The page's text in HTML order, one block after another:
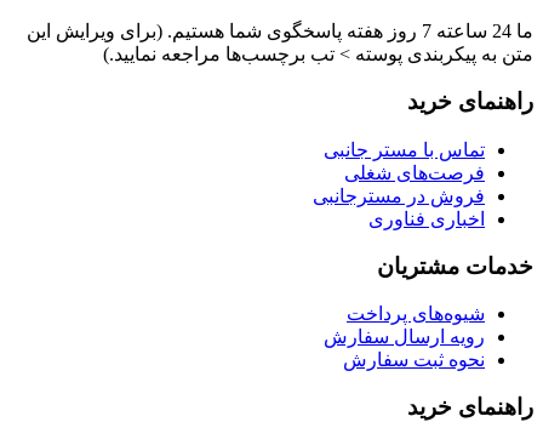
ما 24 ساعته 7 روز هفته پاسخگوی شما هستیم. (برای ویرایش این
متن به پیکربندی پوسته > تب برچسب‌ها مراجعه نمایید.)
راهنمای خرید
تماس با مستر جانبی
فرصت‌های شغلی
فروش در مسترجانبی
اخباری فناوری
خدمات مشتریان
شیوه‌های پرداخت
رویه ارسال سفارش
نحوه ثبت سفارش
راهنمای خرید